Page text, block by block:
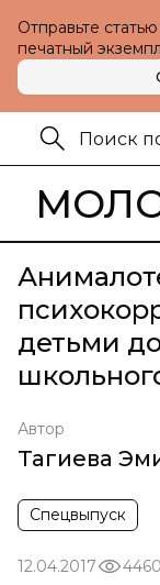
Отправьте
печатный
детьми
Автор
Тагиева
Спецвыпуск
12.04.2017 4460